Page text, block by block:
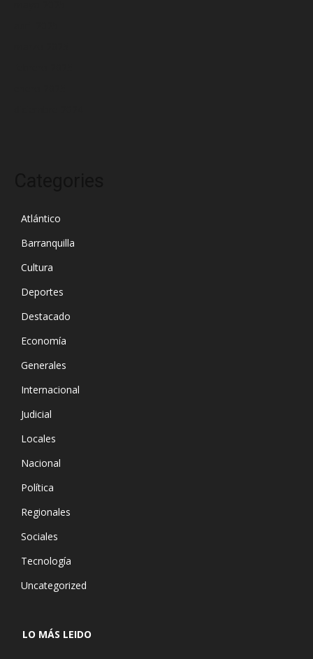
Atlántico
Barranquilla
Cultura
Deportes
Destacado
Economía
Generales
Internacional
Judicial
Locales
Nacional
Política
Regionales
Sociales
Tecnología
Uncategorized
LO MÁS LEIDO